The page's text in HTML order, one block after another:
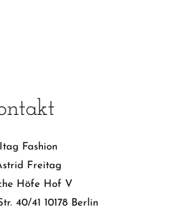
Fashion
Freitag
Höfe Hof V
40/41 10178 Berlin